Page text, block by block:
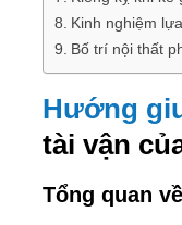
Kinh nghiệm
Bố trí nội thất
Hướng
tài vận
Tổng quan